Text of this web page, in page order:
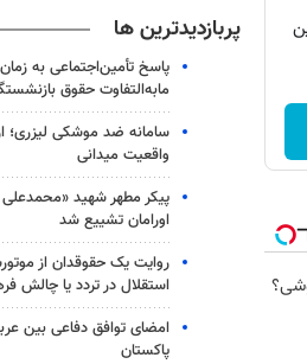
پربازدیدترین ها
پاسخ تأمین‌اجتماعی به
مابه‌التفاوت حقوق
سامانه ضد موشکی لیزری؛
واقعیت میدانی
پیکر مطهر شهید «محمدعلی
اورامان تشییع شد
روایت یک حقوقدان از
استقلال در تردد یا چالش
امضای توافق دفاعی بین
پاکستان